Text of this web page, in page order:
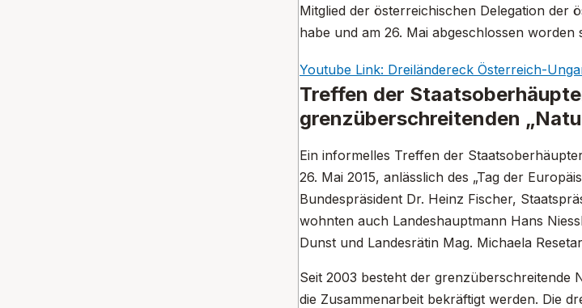
Mitglied der österreichischen Delegation der
habe und am 26. Mai abgeschlossen worden
Youtube Link: Dreiländereck Österreich-
Treffen der
grenzüberschreitenden
Ein informelles Treffen der
26. Mai 2015, anlässlich des „Tag der
Bundespräsident Dr. Heinz Fischer,
wohnten auch Landeshauptmann Hans
Dunst und Landesrätin Mag. Michaela
Seit 2003 besteht der grenzüberschreitende
die Zusammenarbeit bekräftigt werden. Die